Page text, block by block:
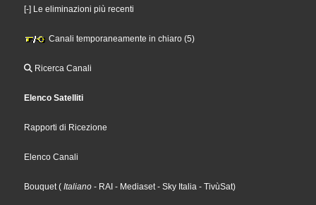
[-] Le eliminazioni più recenti
Canali temporaneamente in chiaro (5)
Ricerca Canali
Elenco Satelliti
Rapporti di Ricezione
Elenco Canali
Bouquet( Italiano - RAI - Mediaset- Sky Italia - TivùSat)